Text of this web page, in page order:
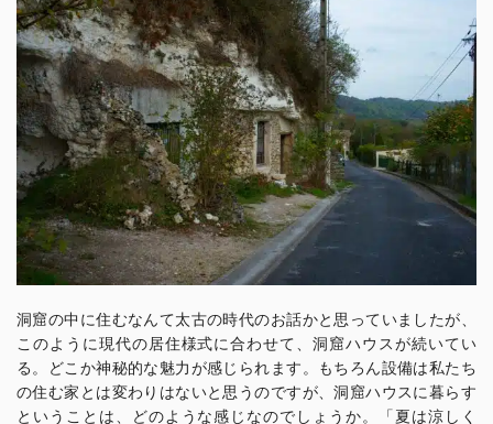
洞窟の中に住むなんて太古の時代のお話かと思っていましたが、
このように現代の居住様式に合わせて、洞窟ハウスが続いてい
る。どこか神秘的な魅力が感じられます。もちろん設備は私たち
の住む家とは変わりはないと思うのですが、洞窟ハウスに暮らす
ということは、どのような感じなのでしょうか。「夏は涼しく